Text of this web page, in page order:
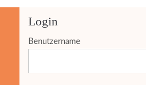
Login
Benutzername